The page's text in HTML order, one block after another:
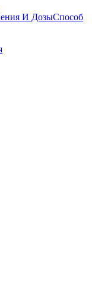
И ДозыСпособ